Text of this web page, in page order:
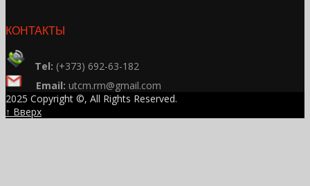
КОНТАКТЫ
Tel: (+373) 692-63-182
Email: utcm.rm@gmail.com
2025 Copyright ©, All Rights Reserved.
↑ Вверх